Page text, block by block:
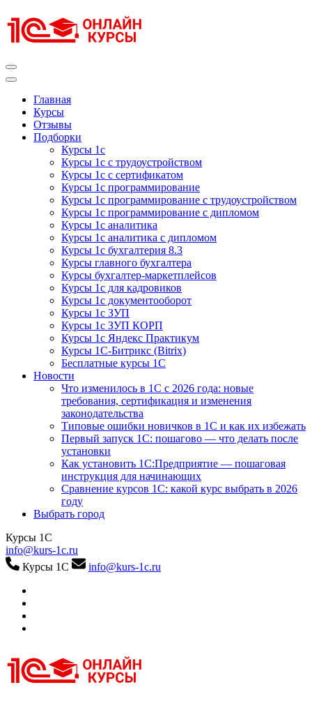
к
содержимому
Главная
Курсы
Отзывы
Подборки
Курсы 1с
Курсы 1с с трудоустройством
Курсы 1с с сертификатом
Курсы 1с программирование
Курсы 1с программирование с трудоустройством
Курсы 1с программирование с дипломом
Курсы 1с аналитика
Курсы 1с аналитика с дипломом
Курсы 1с бухгалтерия 8.3
Курсы главного бухгалтера
Курсы бухгалтер-маркетплейсов
Курсы 1с для кадровиков
Курсы 1с документооборот
Курсы 1с ЗУП
Курсы 1с ЗУП КОРП
Курсы 1с Яндекс Практикум
Курсы 1С-Битрикс (Bitrix)
Бесплатные курсы 1С
Новости
Что изменилось в 1С с 2026 года: новые
требования, сертификация и изменения
законодательства
Типовые ошибки новичков в 1С и как их избежать
Первый запуск 1С: пошагово — что делать после
установки
Как установить 1С:Предприятие — пошаговая
инструкция для начинающих
Сравнение курсов 1С: какой курс выбрать в 2026
году
Выбрать город
Курсы 1С
info@kurs-1c.ru
Курсы 1С
info@kurs-1c.ru